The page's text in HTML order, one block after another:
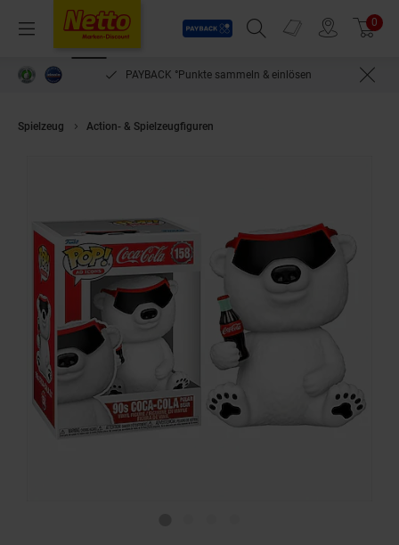
Menü
Payback
Suchfeld einblenden
Prospekte 0
PAYBACK °Punkte sammeln & einlösen
Spielzeug Action- & Spielzeugfiguren